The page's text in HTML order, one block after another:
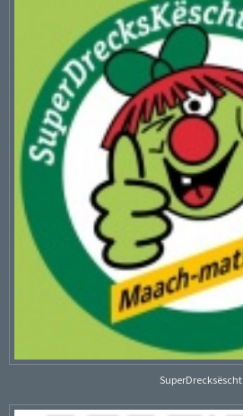
SuperDrecksëscht